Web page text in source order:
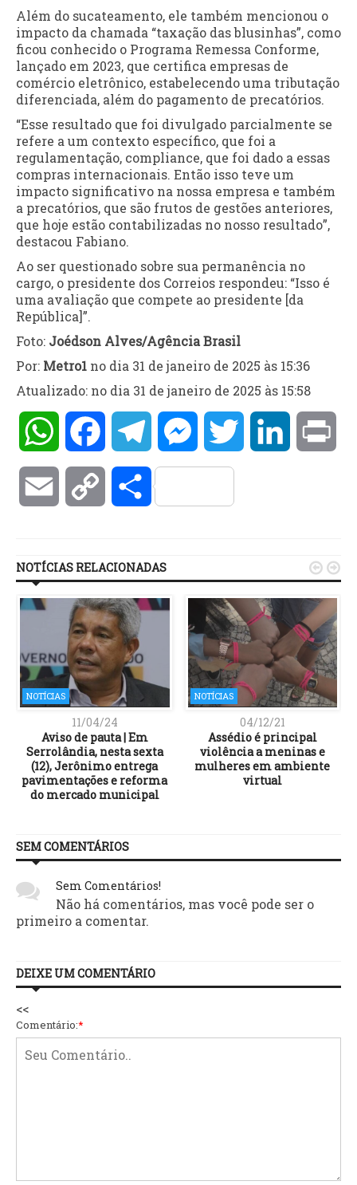
Além do sucateamento, ele também mencionou o
impacto da chamada “taxação das blusinhas”, como
ficou conhecido o Programa Remessa Conforme,
lançado em 2023, que certifica empresas de
comércio eletrônico, estabelecendo uma tributação
diferenciada, além do pagamento de precatórios.
“Esse resultado que foi divulgado parcialmente se
refere a um contexto específico, que foi a
regulamentação, compliance, que foi dado a essas
compras internacionais. Então isso teve um
impacto significativo na nossa empresa e também
a precatórios, que são frutos de gestões anteriores,
que hoje estão contabilizadas no nosso resultado”,
destacou Fabiano.
Ao ser questionado sobre sua permanência no
cargo, o presidente dos Correios respondeu: “Isso é
uma avaliação que compete ao presidente [da
República]”.
Foto: Joédson Alves/Agência Brasil
Por: Metro1 no dia 31 de janeiro de 2025 às 15:36
Atualizado: no dia 31 de janeiro de 2025 às 15:58
WhatsAppFacebookTelegramMessengerTwitter LinkedIn
Email Copy Compartilhar
NOTÍCIAS RELACIONADAS
NOTÍCIAS
11/04/24
Aviso de pauta | Em
Serrolândia, nesta sexta
(12), Jerônimo entrega
pavimentações e reforma
do mercado municipal
NOTÍCIAS
04/12/21
Assédio é principal
violência a meninas e
mulheres em ambiente
virtual
 
SEM COMENTÁRIOS
Sem Comentários!
Não há comentários, mas você pode ser o
primeiro a comentar.
DEIXE UM COMENTÁRIO
<<
Comentário:*